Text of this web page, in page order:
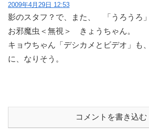
2009年4月29日 12:53
影のスタフ？で、また、 「うろうろ」
お邪魔虫＜無視＞ きょうちゃん。
キョウちゃん「デシカメとビデオ」も
に、なりそう。
コメントを書き込む